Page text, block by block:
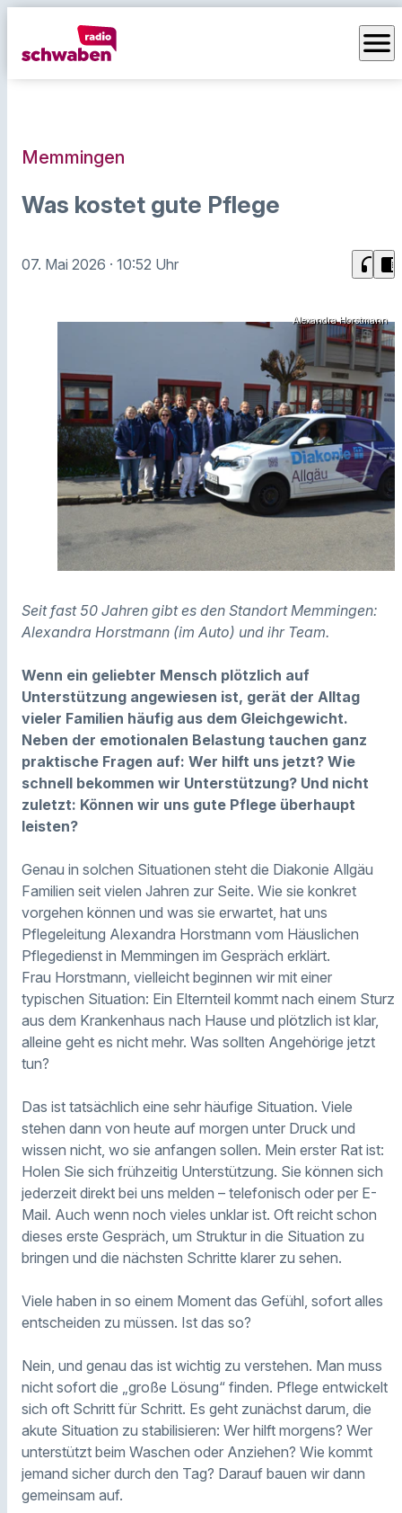
menu
Memmingen
Was kostet gute Pflege
07. Mai 2026 · 10:52 Uhr headphones chrome_reader_mode
Alexandra Horstmann
Seit fast 50 Jahren gibt es den Standort Memmingen:
Alexandra Horstmann (im Auto) und ihr Team.
Wenn ein geliebter Mensch plötzlich auf
Unterstützung angewiesen ist, gerät der Alltag
vieler Familien häufig aus dem Gleichgewicht.
Neben der emotionalen Belastung tauchen ganz
praktische Fragen auf: Wer hilft uns jetzt? Wie
schnell bekommen wir Unterstützung? Und nicht
zuletzt: Können wir uns gute Pflege überhaupt
leisten?
Genau in solchen Situationen steht die Diakonie Allgäu
Familien seit vielen Jahren zur Seite. Wie sie konkret
vorgehen können und was sie erwartet, hat uns
Pflegeleitung Alexandra Horstmann vom Häuslichen
Pflegedienst in Memmingen im Gespräch erklärt.
Frau Horstmann, vielleicht beginnen wir mit einer
typischen Situation: Ein Elternteil kommt nach einem Sturz
aus dem Krankenhaus nach Hause und plötzlich ist klar,
alleine geht es nicht mehr. Was sollten Angehörige jetzt
tun?
Das ist tatsächlich eine sehr häufige Situation. Viele
stehen dann von heute auf morgen unter Druck und
wissen nicht, wo sie anfangen sollen. Mein erster Rat ist:
Holen Sie sich frühzeitig Unterstützung. Sie können sich
jederzeit direkt bei uns melden – telefonisch oder per E-
Mail. Auch wenn noch vieles unklar ist. Oft reicht schon
dieses erste Gespräch, um Struktur in die Situation zu
bringen und die nächsten Schritte klarer zu sehen.
Viele haben in so einem Moment das Gefühl, sofort alles
entscheiden zu müssen. Ist das so?
Nein, und genau das ist wichtig zu verstehen. Man muss
nicht sofort die „große Lösung“ finden. Pflege entwickelt
sich oft Schritt für Schritt. Es geht zunächst darum, die
akute Situation zu stabilisieren: Wer hilft morgens? Wer
unterstützt beim Waschen oder Anziehen? Wie kommt
jemand sicher durch den Tag? Darauf bauen wir dann
gemeinsam auf.